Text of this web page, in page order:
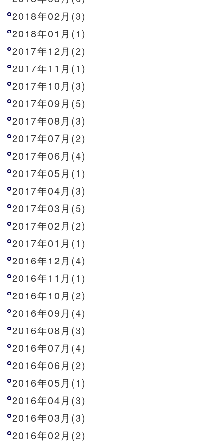
2018年02月(3)
2018年01月(1)
2017年12月(2)
2017年11月(1)
2017年10月(3)
2017年09月(5)
2017年08月(3)
2017年07月(2)
2017年06月(4)
2017年05月(1)
2017年04月(3)
2017年03月(5)
2017年02月(2)
2017年01月(1)
2016年12月(4)
2016年11月(1)
2016年10月(2)
2016年09月(4)
2016年08月(3)
2016年07月(4)
2016年06月(2)
2016年05月(1)
2016年04月(3)
2016年03月(3)
2016年02月(2)